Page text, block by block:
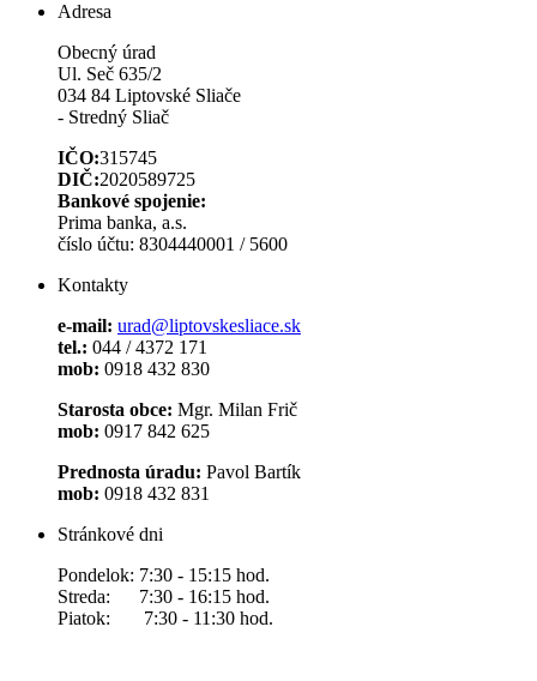
Adresa
Obecný úrad
Ul. Seč 635/2
034 84 Liptovské Sliače
- Stredný Sliač
IČO:315745
DIČ:2020589725
Bankové spojenie:
Prima banka, a.s.
číslo účtu: 8304440001 / 5600
Kontakty
e-mail: urad@liptovskesliace.sk
tel.: 044 / 4372 171
mob: 0918 432 830
Starosta obce: Mgr. Milan Frič
mob: 0917 842 625
Prednosta úradu: Pavol Bartík
mob: 0918 432 831
Stránkové dni
Pondelok: 7:30 - 15:15 hod.
Streda: 7:30 - 16:15 hod.
Piatok: 7:30 - 11:30 hod.